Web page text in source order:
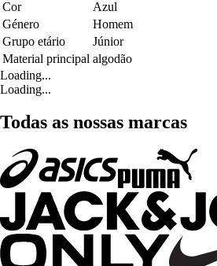
Cor
Azul
Género
Homem
Grupo etário
Júnior
Material principal algodão
Loading...
Loading...
Todas as nossas marcas